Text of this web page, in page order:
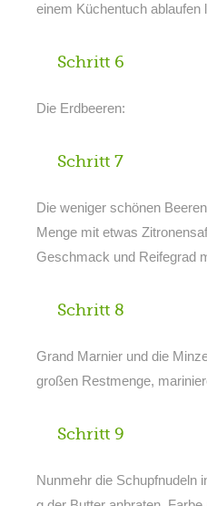
einem Küchentuch ablaufen
Schritt 6
Die Erdbeeren:
Schritt 7
Die weniger schönen
Menge mit etwas
Geschmack und Reifegrad
Schritt 8
Grand Marnier und die
großen Restmenge,
Schritt 9
Nunmehr die Schupfnudeln